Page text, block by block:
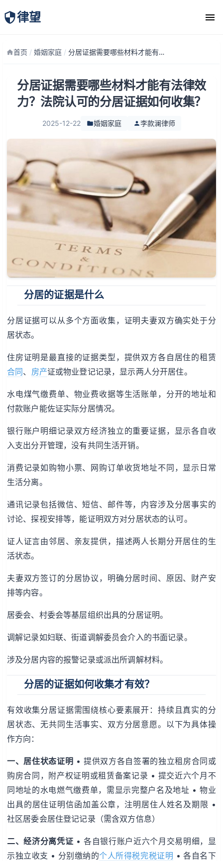
律望
律师团队
首页 / 婚姻家庭 / 分居证据需要哪些材料才能有法律效力？法院认可的分居证据如何收集？
分居证据需要哪些材料才能有法律效
力？法院认可的分居证据如何收集？
2025-12-22 婚姻家庭 李款澜律师
分居的证据是什么
分居证据可以从多个方面收集，证明夫妻双方确实处于分
居状态。
住房证明是最直接的证据类型，提供双方各自居住的租赁
合同、 房产证或物业登记记录，显示两人分开居住。
水电煤气缴费单、物业费收据等生活账单，分开的地址和
付款账户能佐证实际分居情况。
银行账户明细记录双方经济独立的重要证据，显示各自收
入支出分开管理，没有共同生活开销。
消费记录如购物小票、网购订单收货地址不同，显示日常
生活分离。
通讯记录包括微信、短信、邮件等，内容涉及分居事实的
讨论、探视安排等，能证明双方对分居状态的认可。
证人证言由邻居、亲友提供，描述两人长期分开居住的生
活状态。
夫妻双方签订的分居协议，明确分居时间、原因、财产安
排等内容。
居委会、村委会等基层组织出具的分居证明。
调解记录如妇联、街道调解委员会介入的书面记录。
涉及分居内容的报警记录或派出所调解材料。
分居的证据如何收集才有效？
有效收集分居证据需围绕核心要素展开：持续且真实的分
居状态、无共同生活事实、双方分居意愿。以下为具体操
作方向：
一、居住状态证明 • 提供双方各自签署的独立租房合同或
购房合同，附产权证明或租赁备案记录 • 提交近六个月不
同地址的水电燃气缴费单，需显示完整户名及地址 • 物业
出具的居住证明信函加盖公章，注明居住人姓名及期限 •
社区居委会居住登记记录（需含双方信息）
二、经济分离凭证 • 各自银行账户近六个月交易明细，显
示独立收支 • 分别缴纳的个人所得税完税证明 • 各自名下